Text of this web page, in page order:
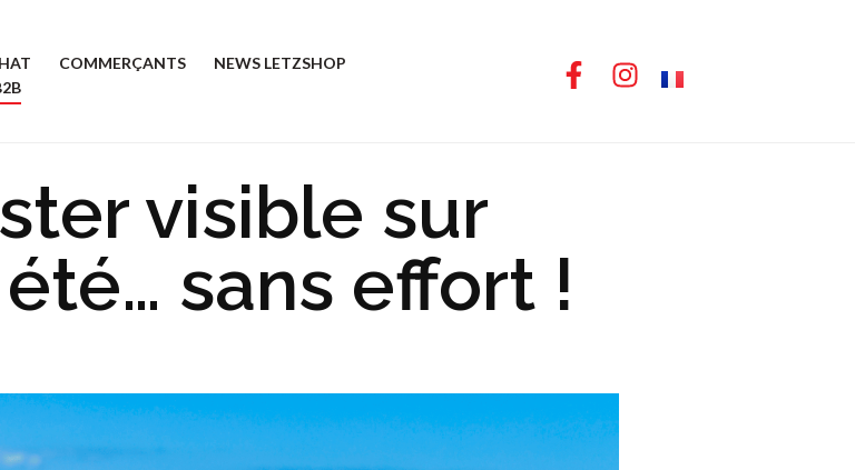
COMMERÇANTS
NEWS LETZSHOP
visible sur
sans effort !